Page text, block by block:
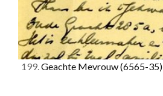
199.Geachte Mevrouw(6565-35)